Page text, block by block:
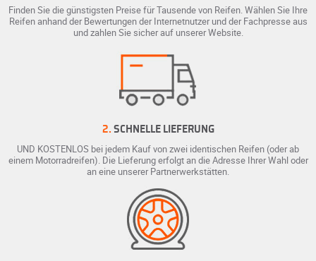
Finden Sie die günstigsten Preise für Tausende von Reifen. Wählen Sie Ihre
Reifen anhand der Bewertungen der Internetnutzer und der Fachpresse aus
und zahlen Sie sicher auf unserer Website.
2. SCHNELLE LIEFERUNG
UND KOSTENLOS bei jedem Kauf von zwei identischen Reifen (oder ab
einem Motorradreifen). Die Lieferung erfolgt an die Adresse Ihrer Wahl oder
an eine unserer Partnerwerkstätten.